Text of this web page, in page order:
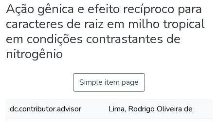
Ação gênica e efeito recíproco para
caracteres de raiz em milho tropical
em condições contrastantes de
nitrogênio
Simple item page
dc.contributor.advisor
Lima, Rodrigo Oliveira de